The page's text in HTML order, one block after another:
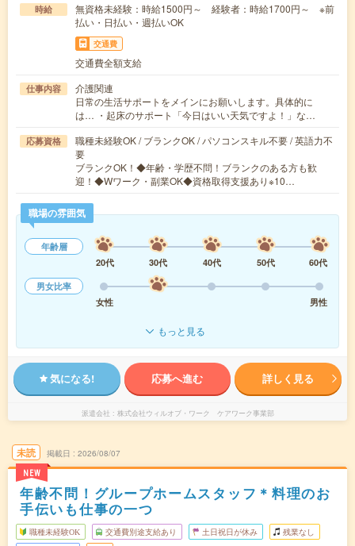
時給
無資格未経験：時給1500円～ 経験者：時給1700円～ ※前
払い・日払い・週払いOK
交通費
交通費全額支給
仕事内容
介護関連
日常の生活サポートをメインにお願いします。具体的に
は… ・起床のサポート「今日はいい天気ですよ！」な…
応募資格
職種未経験OK / ブランクOK / パソコンスキル不要 / 英語力不
要
ブランクOK！◆年齢・学歴不問！ブランクのある方も歓
迎！◆Wワーク・副業OK◆資格取得支援あり※10…
職場の雰囲気
年齢層
20代
30代 40代 50代
60代
男女比率
女性
男性
もっと見る
気になる! 応募へ進む 詳しく見る
派遣会社 株式会社ウィルオブ・ワーク ケアワーク事業部
未読
NEW
掲載日 2026/08/07
年齢不問！グループホームスタッフ＊料理のお
手伝いも仕事の一つ
職種未経験OK 交通費別途支給あり 土日祝日が休み 残業なし